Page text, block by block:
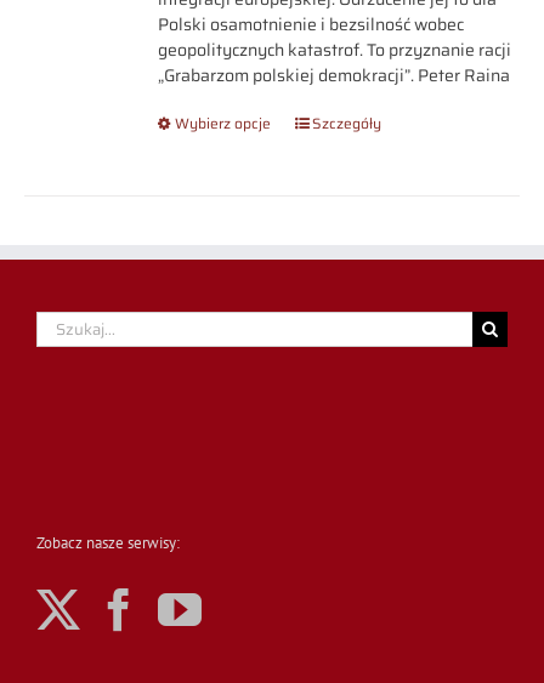
Polski osamotnienie i bezsilność wobec
geopolitycznych katastrof. To przyznanie racji
„Grabarzom polskiej demokracji”. Peter Raina
Wybierz opcje Szczegóły
Szukaj
Zobacz nasze serwisy: